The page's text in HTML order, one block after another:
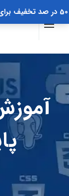
50 در صد تخفیف برای خرید بالای ۱۵۰ هزار تومان با کد off50